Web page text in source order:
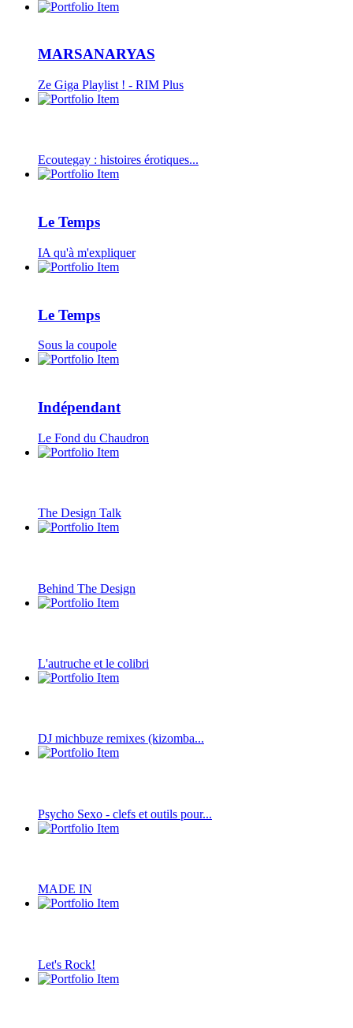
MARSANARYAS
Ze Giga Playlist ! - RIM Plus
Ecoutegay : histoires érotiques...
Le Temps
IA qu'à m'expliquer
Le Temps
Sous la coupole
Indépendant
Le Fond du Chaudron
The Design Talk
Behind The Design
L'autruche et le colibri
DJ michbuze remixes (kizomba...
Psycho Sexo - clefs et outils pour...
MADE IN
Let's Rock!